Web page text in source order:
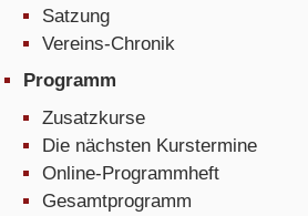
Satzung
Vereins-Chronik
Programm
Zusatzkurse
Die nächsten Kurstermine
Online-Programmheft
Gesamtprogramm